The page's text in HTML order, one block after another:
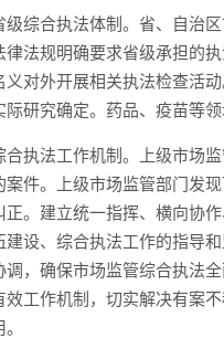
级综合执法体制。省、自治
法规明确要求省级承担的
义对外开展相关执法检查活
研究确定。药品、疫苗等
合执法工作机制。上级市场
件。上级市场监管部门发
正。建立统一指挥、横向协
设、综合执法工作的指导
，确保市场监管综合执法
工作机制，切实解决有案